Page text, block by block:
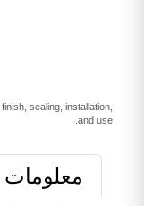
sealing, installation,
and use.
معلومات